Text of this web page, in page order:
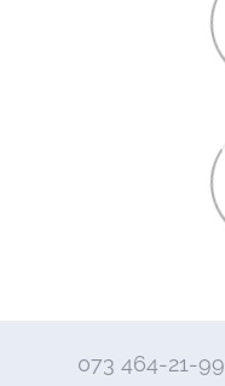
073 464-21-99